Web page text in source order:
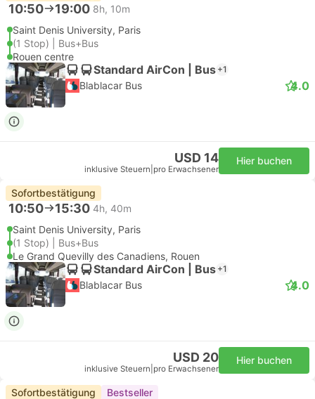
10:50 19:00 8h, 10m
Saint Denis University, Paris
(1 Stop) | Bus+Bus
Rouen centre
Standard AirCon | Bus +1
Blablacar Bus 4.0
USD 14
inklusive Steuern pro Erwachsener
Hier buchen
Sofortbestätigung
10:50 15:30 4h, 40m
Saint Denis University, Paris
(1 Stop) | Bus+Bus
Le Grand Quevilly des Canadiens, Rouen
Standard AirCon | Bus +1
Blablacar Bus 4.0
USD 20
inklusive Steuern pro Erwachsener
Hier buchen
Sofortbestätigung Bestseller